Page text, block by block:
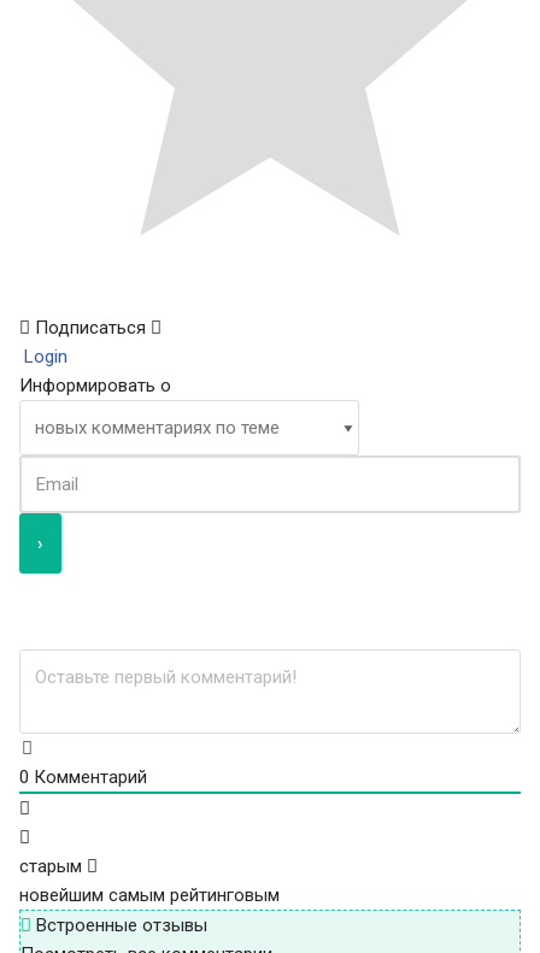
Подписаться
Login
Информировать о
0 Комментарий
старым
новейшим самым рейтинговым
Встроенные отзывы